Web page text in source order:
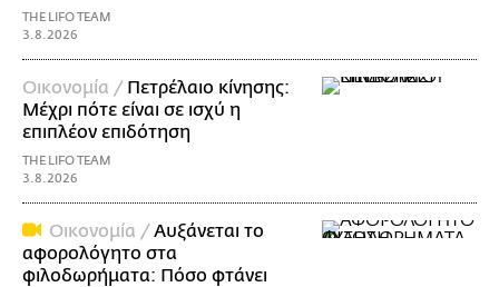
THE LIFO TEAM
3.8.2026
Οικονομία / Πετρέλαιο κίνησης:
Μέχρι πότε είναι σε ισχύ η
επιπλέον επιδότηση
THE LIFO TEAM
3.8.2026
Οικονομία /Αυξάνεται το
αφορολόγητο στα
φιλοδωρήματα: Πόσο φτάνει